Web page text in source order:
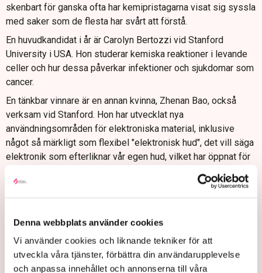
Denna webbplats använder cookies
Vi använder cookies och liknande tekniker för att
utveckla våra tjänster, förbättra din användarupplevelse
och anpassa innehållet och annonserna till våra
skenbart för ganska ofta har kemipristagarna visat sig syssla
med saker som de flesta har svårt att förstå.
En huvudkandidat i år är Carolyn Bertozzi vid Stanford
University i USA. Hon studerar kemiska reaktioner i levande
celler och hur dessa påverkar infektioner och sjukdomar som
cancer.
En tänkbar vinnare är en annan kvinna, Zhenan Bao, också
verksam vid Stanford. Hon har utvecklat nya
användningsområden för elektroniska material, inklusive
något så märkligt som flexibel "elektronisk hud", det vill säga
elektronik som efterliknar vår egen hud, vilket har öppnat för
När bakterier kommunicerar
Princeton University i USA. Tillsammans med sin kollega
Peter Greenberg har hon undersökt genernas funktion hos
bakterier när dessa kommunicerar kemiskt med varandra,
något som kan användas vid bekämpning av farliga mikrober.